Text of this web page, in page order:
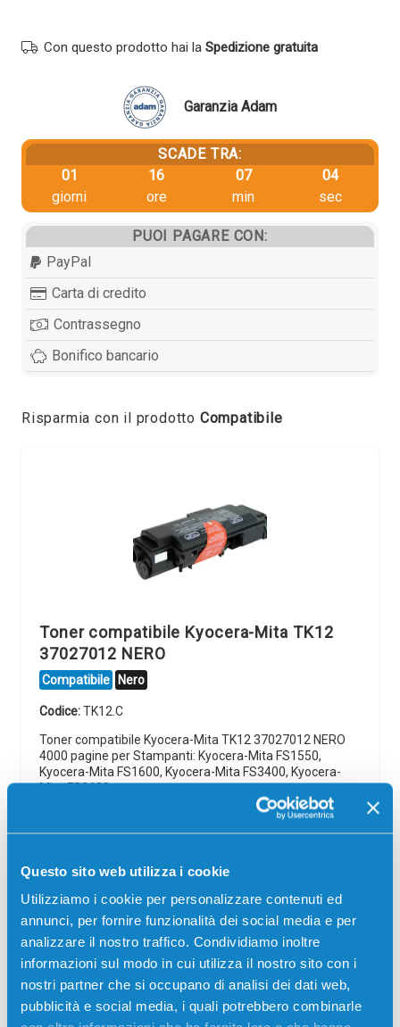
Questo sito web utilizza i cookie
Utilizziamo i cookie per personalizzare contenuti ed
annunci, per fornire funzionalità dei social media e per
analizzare il nostro traffico. Condividiamo inoltre
informazioni sul modo in cui utilizza il nostro sito con i
nostri partner che si occupano di analisi dei dati web,
pubblicità e social media, i quali potrebbero combinarle
Con questo prodotto hai la Spedizione gratuita
Garanzia Adam
SCADE TRA:
01
giorni
16
ore
07
min
03
sec
PUOI PAGARE CON:
PayPal
Carta di credito
Contrassegno
Bonifico bancario
Risparmia con il prodotto Compatibile
Toner compatibile Kyocera-Mita TK12
37027012 NERO
Compatibile Nero
Codice:TK12.C
Toner compatibile Kyocera-Mita TK12 37027012 NERO
4000 pagine per Stampanti: Kyocera-Mita FS1550,
Kyocera-Mita FS1600, Kyocera-Mita FS3400, Kyocera-
Mita FS3600
31,50€
CONSEGNA IN 3-5 GIORNI
Aggiungi al carrello
SCADE TRA:
01
giorni
16
ore
02
min
03
sec